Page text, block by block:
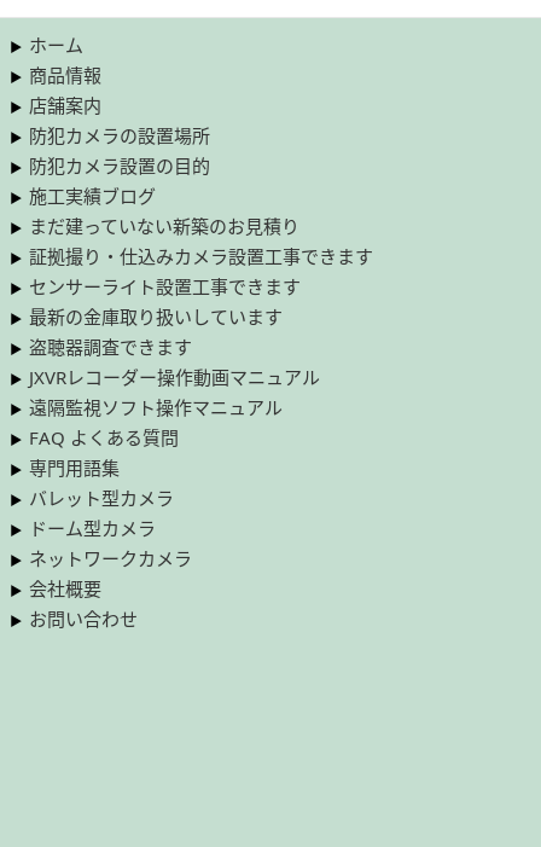
ホーム
商品情報
店舗案内
防犯カメラの設置場所
防犯カメラ設置の目的
施工実績ブログ
まだ建っていない新築のお見積り
証拠撮り・仕込みカメラ設置工事できます
センサーライト設置工事できます
最新の金庫取り扱いしています
盗聴器調査できます
JXVRレコーダー操作動画マニュアル
遠隔監視ソフト操作マニュアル
FAQ よくある質問
専門用語集
バレット型カメラ
ドーム型カメラ
ネットワークカメラ
会社概要
お問い合わせ